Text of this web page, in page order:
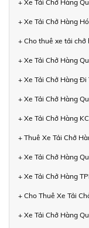
+ Xe Tải Chở Hàng
+ Xe Tải Chở Hàng
+ Cho thuê xe tải
+ Xe Tải Chở Hàng
+ Xe Tải Chở Hàng Đi
+ Xe Tải Chở Hàng
+ Xe Tải Chở Hàng
+ Thuê Xe Tải Chở
+ Xe Tải Chở Hàng
+ Xe Tải Chở Hàng
+ Cho Thuê Xe Tải
+ Xe Tải Chở Hàng